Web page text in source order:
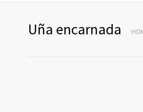
Uña encarnada